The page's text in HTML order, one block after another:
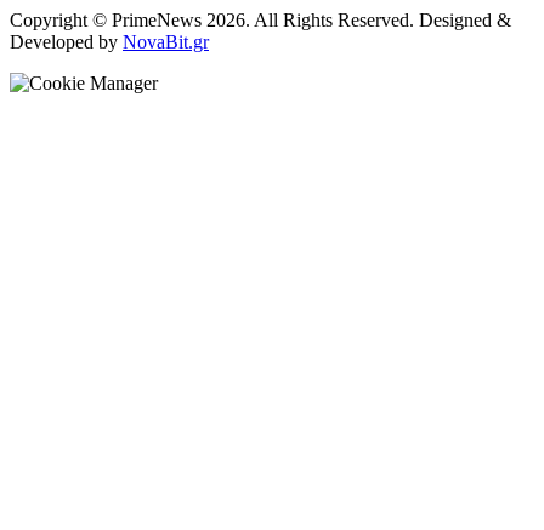
Copyright © PrimeNews 2026. All Rights Reserved. Designed &
Developed by NovaBit.gr